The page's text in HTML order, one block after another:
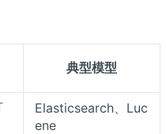
典型模型
Elasticsearch、Luc
ene